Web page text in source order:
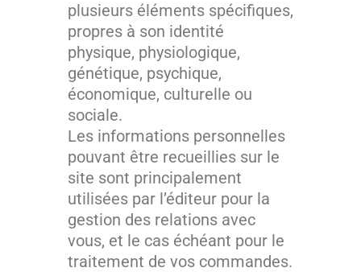
plusieurs éléments spécifiques,
propres à son identité
physique, physiologique,
génétique, psychique,
économique, culturelle ou
sociale.
Les informations personnelles
pouvant être recueillies sur le
site sont principalement
utilisées par l’éditeur pour la
gestion des relations avec
vous, et le cas échéant pour le
traitement de vos commandes.